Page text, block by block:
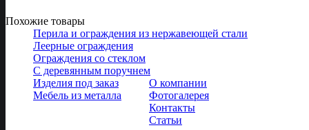
Похожие товары
Перила и ограждения из нержавеющей стали
Леерные ограждения
Ограждения со стеклом
С деревянным поручнем
Изделия под заказ
Мебель из металла
О компании
Фотогалерея
Контакты
Статьи